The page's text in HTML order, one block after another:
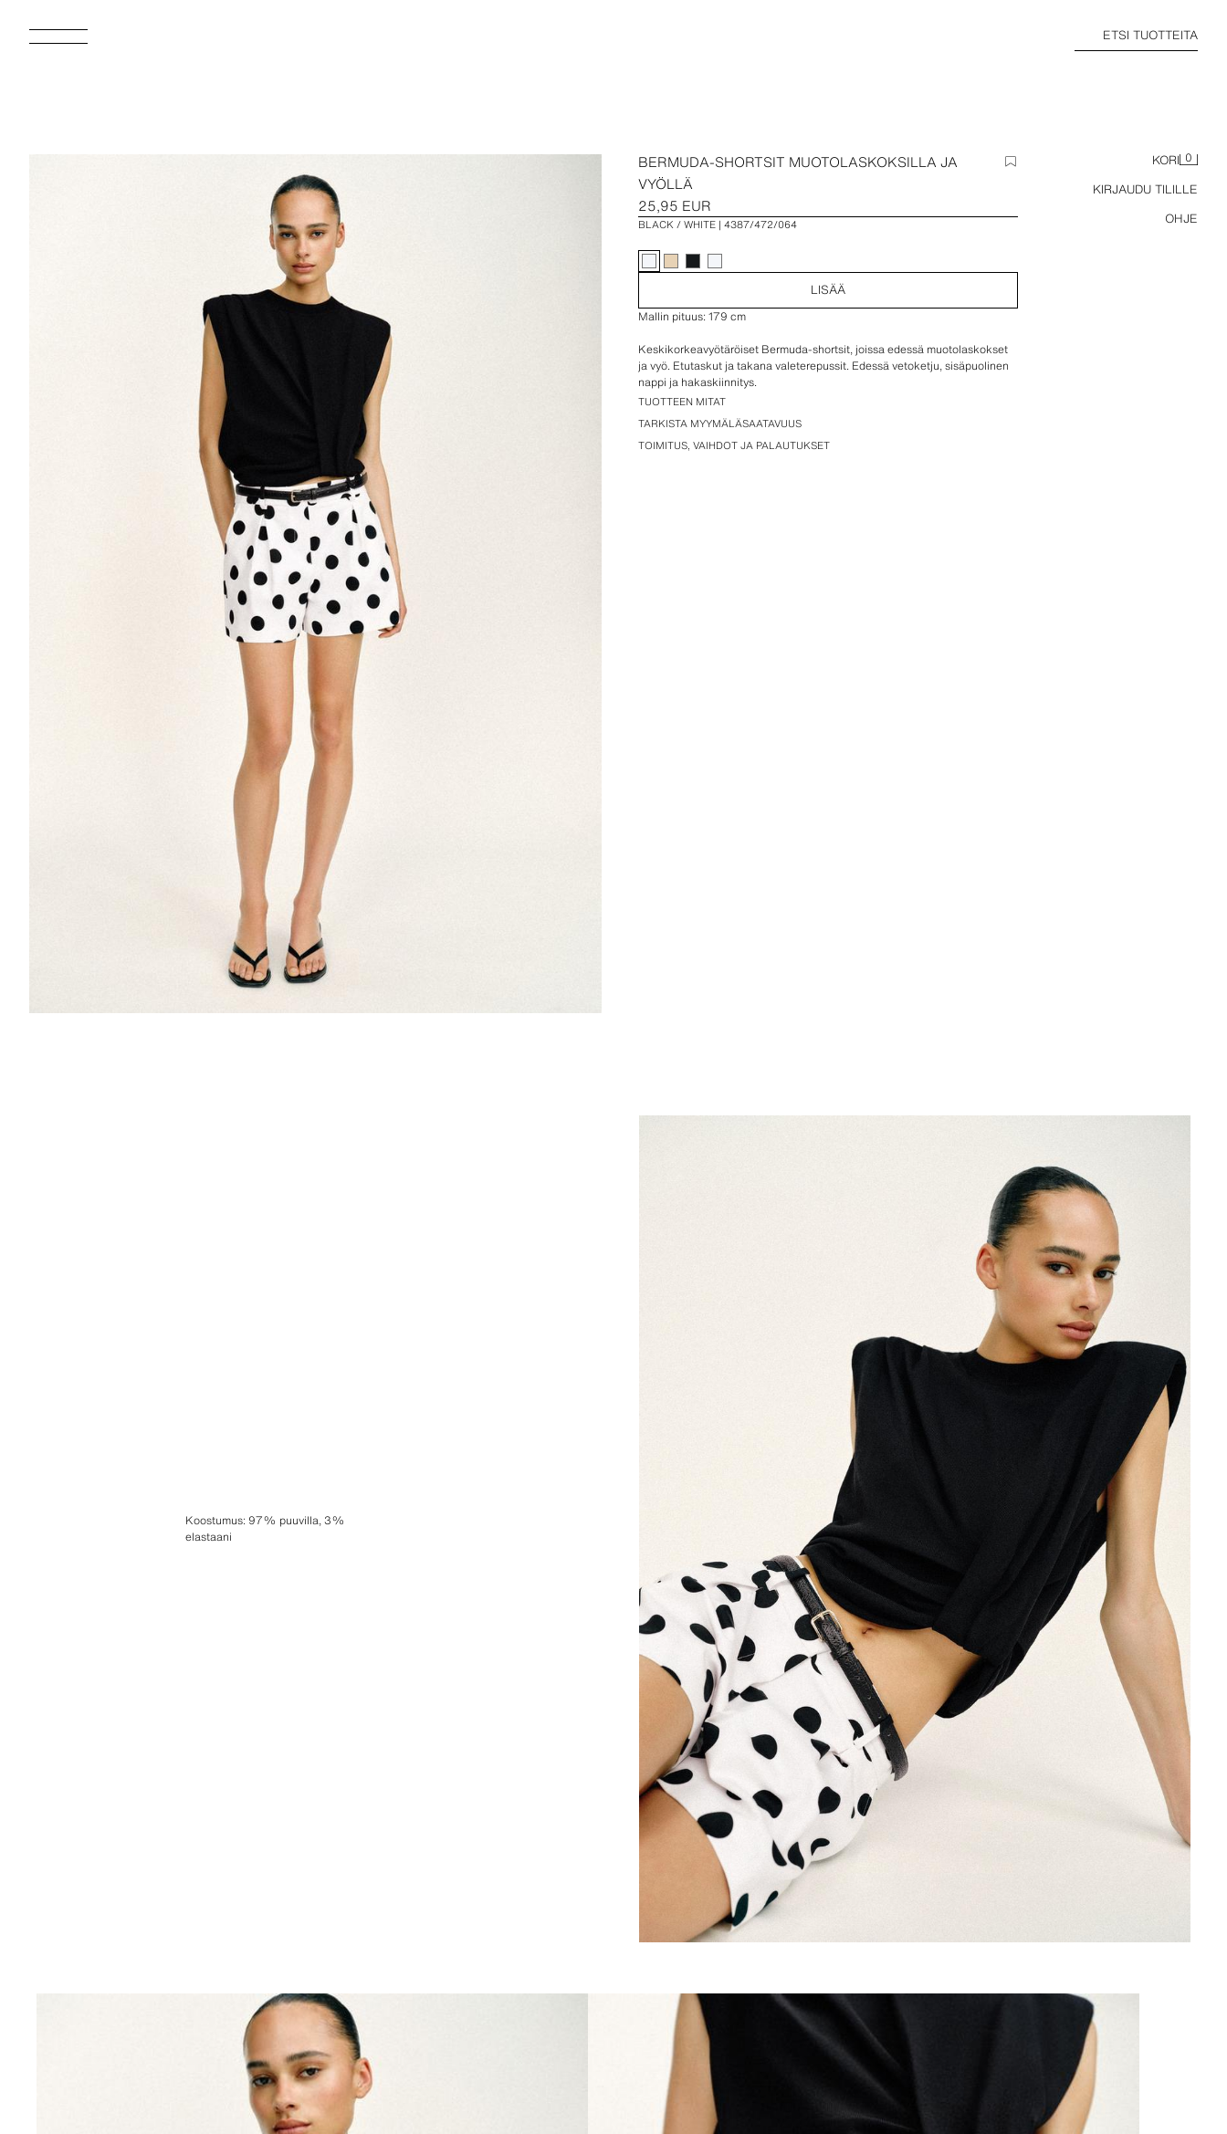
ETSI TUOTTEITA
KORI 0
KIRJAUDU TILILLE
OHJE
BERMUDA-SHORTSIT MUOTOLASKOKSILLA JA
VYÖLLÄ
25,95 EUR
BLACK / WHITE 4387/472/064
LISÄÄ
Mallin pituus: 179 cm
Keskikorkeavyötäröiset Bermuda-shortsit, joissa edessä muotolaskokset
ja vyö. Etutaskut ja takana valeterepussit. Edessä vetoketju, sisäpuolinen
nappi ja hakaskiinnitys.
TUOTTEEN MITAT
TARKISTA MYYMÄLÄSAATAVUUS
TOIMITUS, VAIHDOT JA PALAUTUKSET
Koostumus: 97% puuvilla, 3%
elastaani